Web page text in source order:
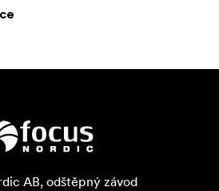
AB, odštěpný závod